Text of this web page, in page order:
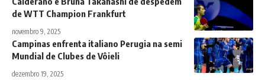
de WTT Champion Frankfurt
novembro 9, 2025
Campinas enfrenta italiano Perugia na semi
Mundial de Clubes de Vôieli
dezembro 19, 2025